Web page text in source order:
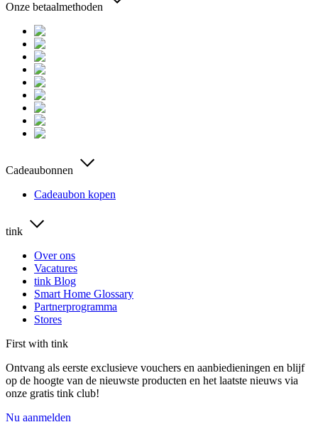
Onze betaalmethoden
Cadeaubonnen
Cadeaubon kopen
tink
Over ons
Vacatures
tink Blog
Smart Home Glossary
Partnerprogramma
Stores
First with tink
Ontvang als eerste exclusieve vouchers en aanbiedieningen en blijf
op de hoogte van de nieuwste producten en het laatste nieuws via
onze gratis tink club!
Nu aanmelden